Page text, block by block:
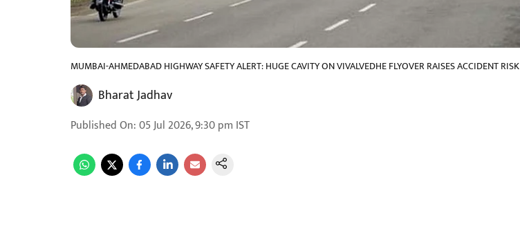
MUMBAI-AHMEDABAD HIGHWAY SAFETY ALERT: HUGE CAVITY ON VIVALVEDHE FLYOVER RAISES ACCIDENT RISK
Bharat Jadhav
Published On:05 Jul 2026, 9:30 pm IST